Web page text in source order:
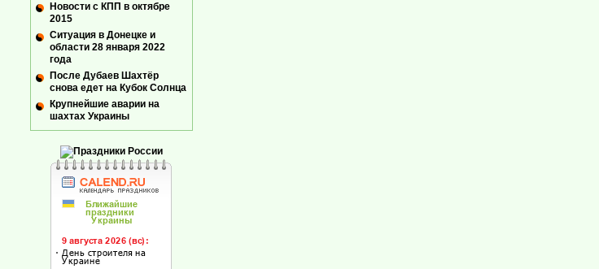
Новости с КПП в октябре
2015
Ситуация в Донецке и
области 28 января 2022
года
После Дубаев Шахтёр
снова едет на Кубок Солнца
Крупнейшие аварии на
шахтах Украины